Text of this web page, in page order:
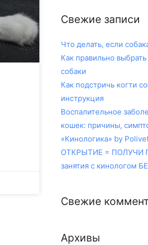
Свежие записи
Что делать, если
Как правильно
собаки
Как подстричь когти
инструкция
Воспалительное
кошек: причины,
«Кинологика» by
ОТКРЫТИЕ = ПОЛУЧИ
занятия с кинологом
Свежие
Архивы